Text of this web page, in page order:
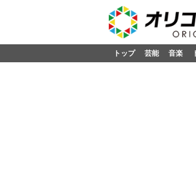
トップ 芸能 音楽